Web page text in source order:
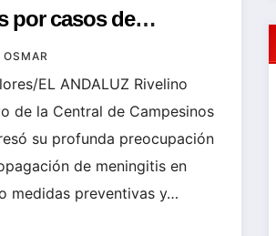
por casos de
OSMAR
EL ANDALUZ Rivelino
de la Central de Campesinos
su profunda preocupación
de meningitis en
medidas preventivas y…